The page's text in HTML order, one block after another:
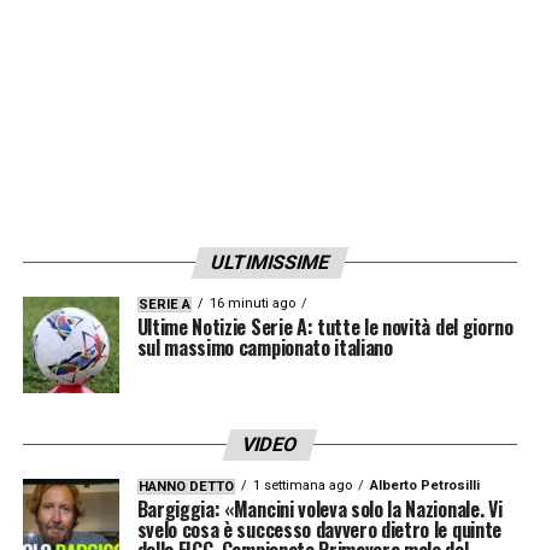
ULTIMISSIME
SERIE A 16 minuti ago
Ultime Notizie Serie A: tutte le novità del giorno
sul massimo campionato italiano
VIDEO
HANNO DETTO 1 settimana ago Alberto Petrosilli
Bargiggia: «Mancini voleva solo la Nazionale. Vi
svelo cosa è successo davvero dietro le quinte